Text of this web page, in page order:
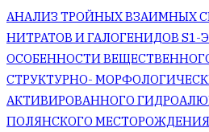
АНАЛИЗ ТРОЙНЫХ ВЗАИМНЫХ
НИТРАТОВ И ГАЛОГЕНИДОВ S1-
ОСОБЕННОСТИ
СТРУКТУРНО-
АКТИВИРОВАННОГО
ПОЛЯНСКОГО МЕСТОРОЖДЕНИЯ